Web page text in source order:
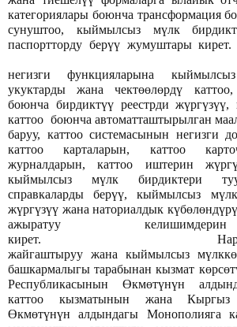
категориялары боюнча трансформация
сунуштоо, кыймылсыз мүлк
паспортторду берүү
Каттоо
негизги функцияларына
укуктарды жана чектөөлөрдү
боюнча бирдиктүү реестрди
каттоо боюнча автоматташтырылган
баруу, каттоо системасынын негизги
каттоо карталарын, каттоо
журналдарын, каттоо иштерин
кыймылсыз мүлк бирдиктери
справкаларды берүү, кыймылсыз
жүргүзүү жана наториалдык
ажыратуу
кирет. Нарын
жайгаштыруу жана кыймылсыз мүлккө
башкармалыгы тарабынан кызмат
Республикасынын Өкмөтүнүн
каттоо кызматынын жана Кыргыз
Өкмөтүнүн алдындагы Монополияга